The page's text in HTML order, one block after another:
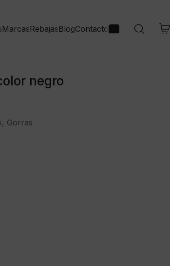
MarcasRebajasBlogContacto
negro
, Gorras